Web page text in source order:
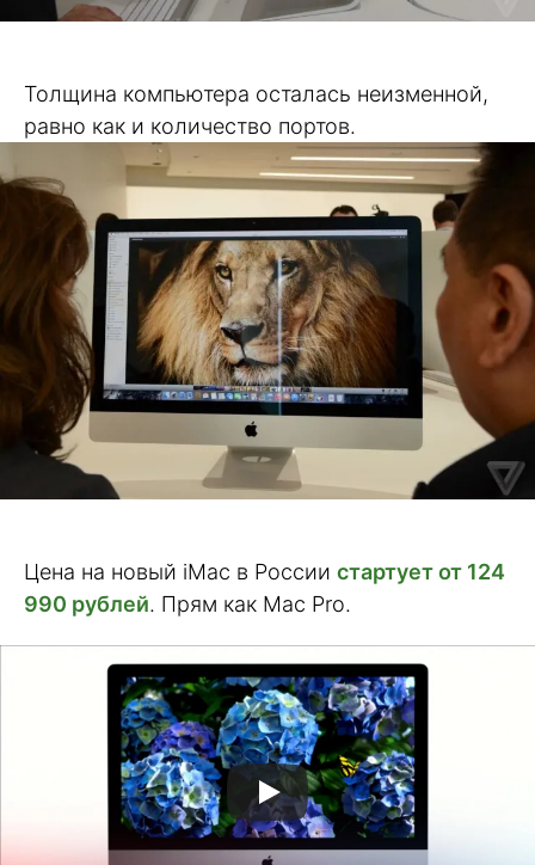
Толщина компьютера осталась неизменной,
равно как и количество портов.
Цена на новый iMac в России стартует от 124
990 рублей. Прям как Mac Pro.